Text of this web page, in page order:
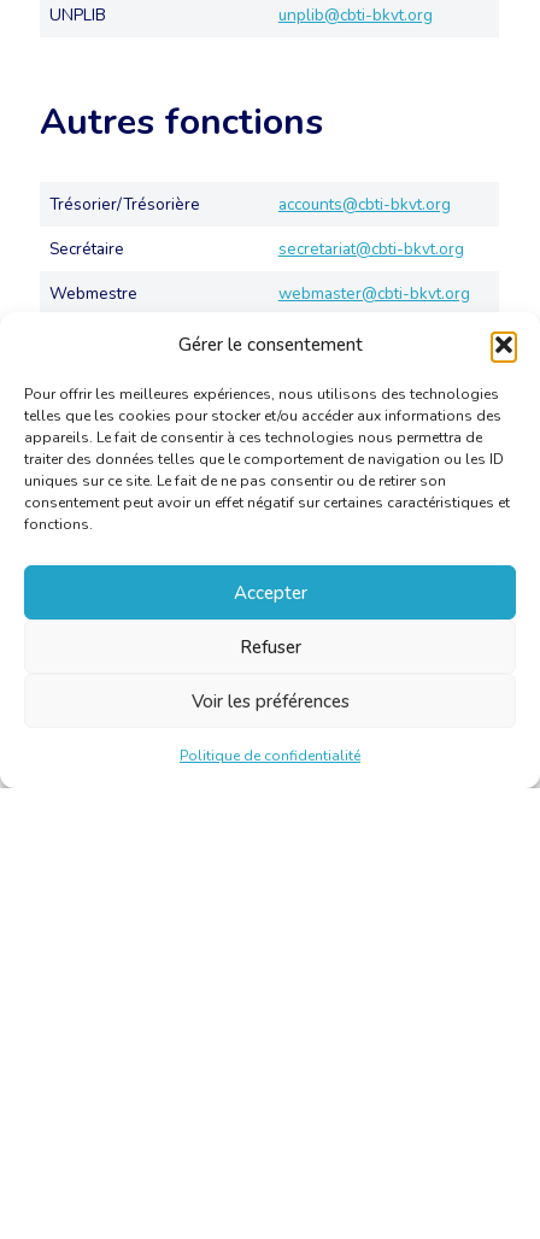
Gérer le consentement
Pour offrir les meilleures expériences, nous utilisons des technologies
telles que les cookies pour stocker et/ou accéder aux informations des
appareils. Le fait de consentir à ces technologies nous permettra de
traiter des données telles que le comportement de navigation ou les ID
uniques sur ce site. Le fait de ne pas consentir ou de retirer son
consentement peut avoir un effet négatif sur certaines caractéristiques et
fonctions.
Accepter
Refuser
Voir les préférences
Politique de confidentialité
UNPLIB
unplib@cbti-bkvt.org
Autres fonctions
Trésorier/Trésorière
accounts@cbti-bkvt.org
Secrétaire
secretariat@cbti-bkvt.org
Webmestre
webmaster@cbti-bkvt.org